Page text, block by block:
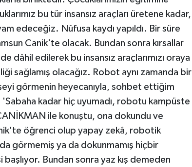
bu tür insansız araçları üretene kadar,
edeceğiz. Nüfusa kaydı yapıldı. Bir süre
Canik'te olacak. Bundan sonra kırsallar
dâhil edilerek bu insansız araçlarımızı oraya
sağlamış olacağız. Robot aynı zamanda bir
görmenin heyecanıyla, sohbet ettiğim
kadar hiç uyumadı, robotu kampüste
ile konuştu, ona dokundu ve
öğrenci olup yapay zekâ, robotik
görmemiş ya da dokunmamış hiçbir
Bundan sonra yaz kış demeden